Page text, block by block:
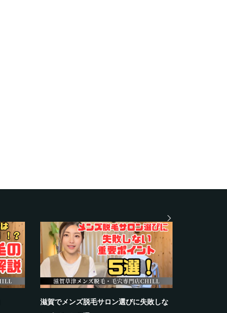
滋賀でメンズ脱毛サロン選びに失敗しな